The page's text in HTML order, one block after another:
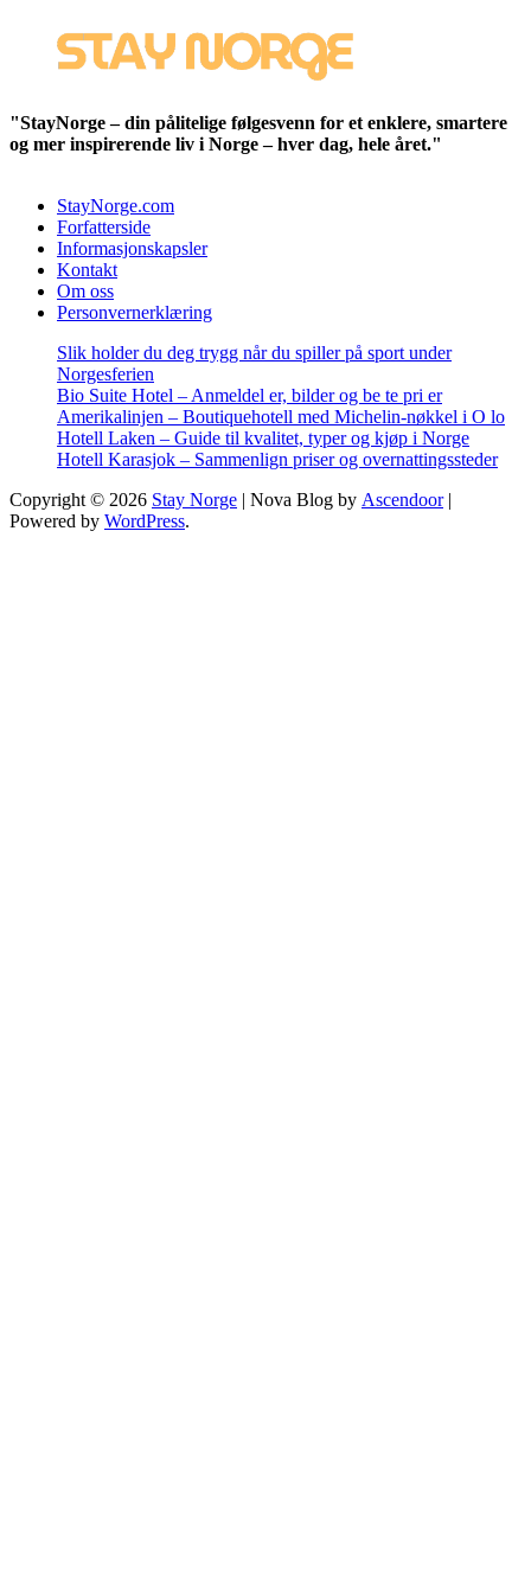
"StayNorge – din pålitelige følgesvenn for et enklere, smartere
og mer inspirerende liv i Norge – hver dag, hele året."
StayNorge.com
Forfatterside
Informasjonskapsler
Kontakt
Om oss
Personvernerklæring
Slik holder du deg trygg når du spiller på sport under
Norgesferien
Bio Suite Hotel – Anmeldel er, bilder og be te pri er
Amerikalinjen – Boutiquehotell med Michelin-nøkkel i O lo
Hotell Laken – Guide til kvalitet, typer og kjøp i Norge
Hotell Karasjok – Sammenlign priser og overnattingssteder
Copyright © 2026 Stay Norge | Nova Blog by Ascendoor|
Powered by WordPress.